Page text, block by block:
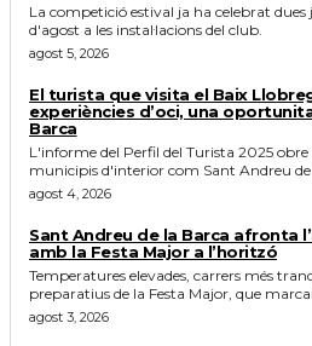
La competició estival ja ha celebrat
d'agost a les instal·lacions del club.
agost 5, 2026
El turista que visita el Baix
experiències d’oci, una
Barca
L'informe del Perfil del Turista 2025
municipis d'interior com Sant Andreu de
agost 4, 2026
Sant Andreu de la Barca afronta
amb la Festa Major a l’horitzó
Temperatures elevades, carrers més
preparatius de la Festa Major, que
agost 3, 2026